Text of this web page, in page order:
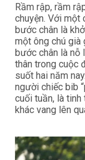
Rầm rập, rầm
chuyện. Với một
bước chân là
một ông chú già
bước chân là nỗ
thân trong cuộc
suốt hai năm
người chiếc bib
cuối tuần, là tinh
khác vang lên